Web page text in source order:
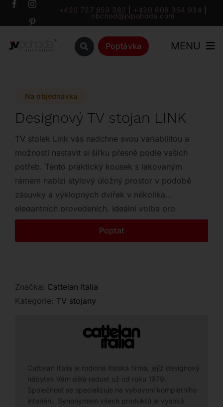
Přeskočit
+420 727 859 382 +420 606 354 934
obchod@jvpohoda.com
Poptávka MENU
Katalog
Značky
Outlet
Kontakt
Na objednávku
Designový TV stojan LINK
TV stolek Link vás nadchne svou variabilitou a
možností nastavit si šířku přesně podle vašich
potřeb. Tento praktický kousek s lakovaným
rámem nabízí stylový úložný prostor v podobě
zásuvky a výklopných dvířek v několika
elegantních provedeních. Ideální volba pro
moderní interiér s rozměry až do 255 cm.
Poptat
Značka: Cattelan Italia
Kategorie: TV stojany
Cattelan Italia je rodinná italská firma, jejíž designový
nábytek Vám dělá radost už od roku 1979.
Společnost se specializuje na vybavení kompletního
interiéru. Synonymem všech produktů je vysoká